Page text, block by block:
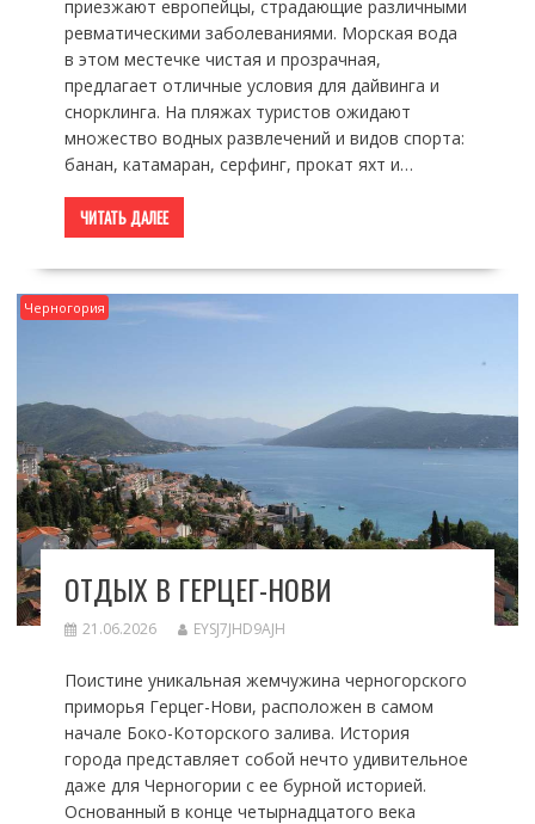
приезжают европейцы, страдающие различными
ревматическими заболеваниями. Морская вода
в этом местечке чистая и прозрачная,
предлагает отличные условия для дайвинга и
снорклинга. На пляжах туристов ожидают
множество водных развлечений и видов спорта:
банан, катамаран, серфинг, прокат яхт и…
ЧИТАТЬ ДАЛЕЕ
Черногория
ОТДЫХ В ГЕРЦЕГ-НОВИ
21.06.2026 EYSJ7JHD9AJH
Поистине уникальная жемчужина черногорского
приморья Герцег-Нови, расположен в самом
начале Боко-Которского залива. История
города представляет собой нечто удивительное
даже для Черногории с ее бурной историей.
Основанный в конце четырнадцатого века